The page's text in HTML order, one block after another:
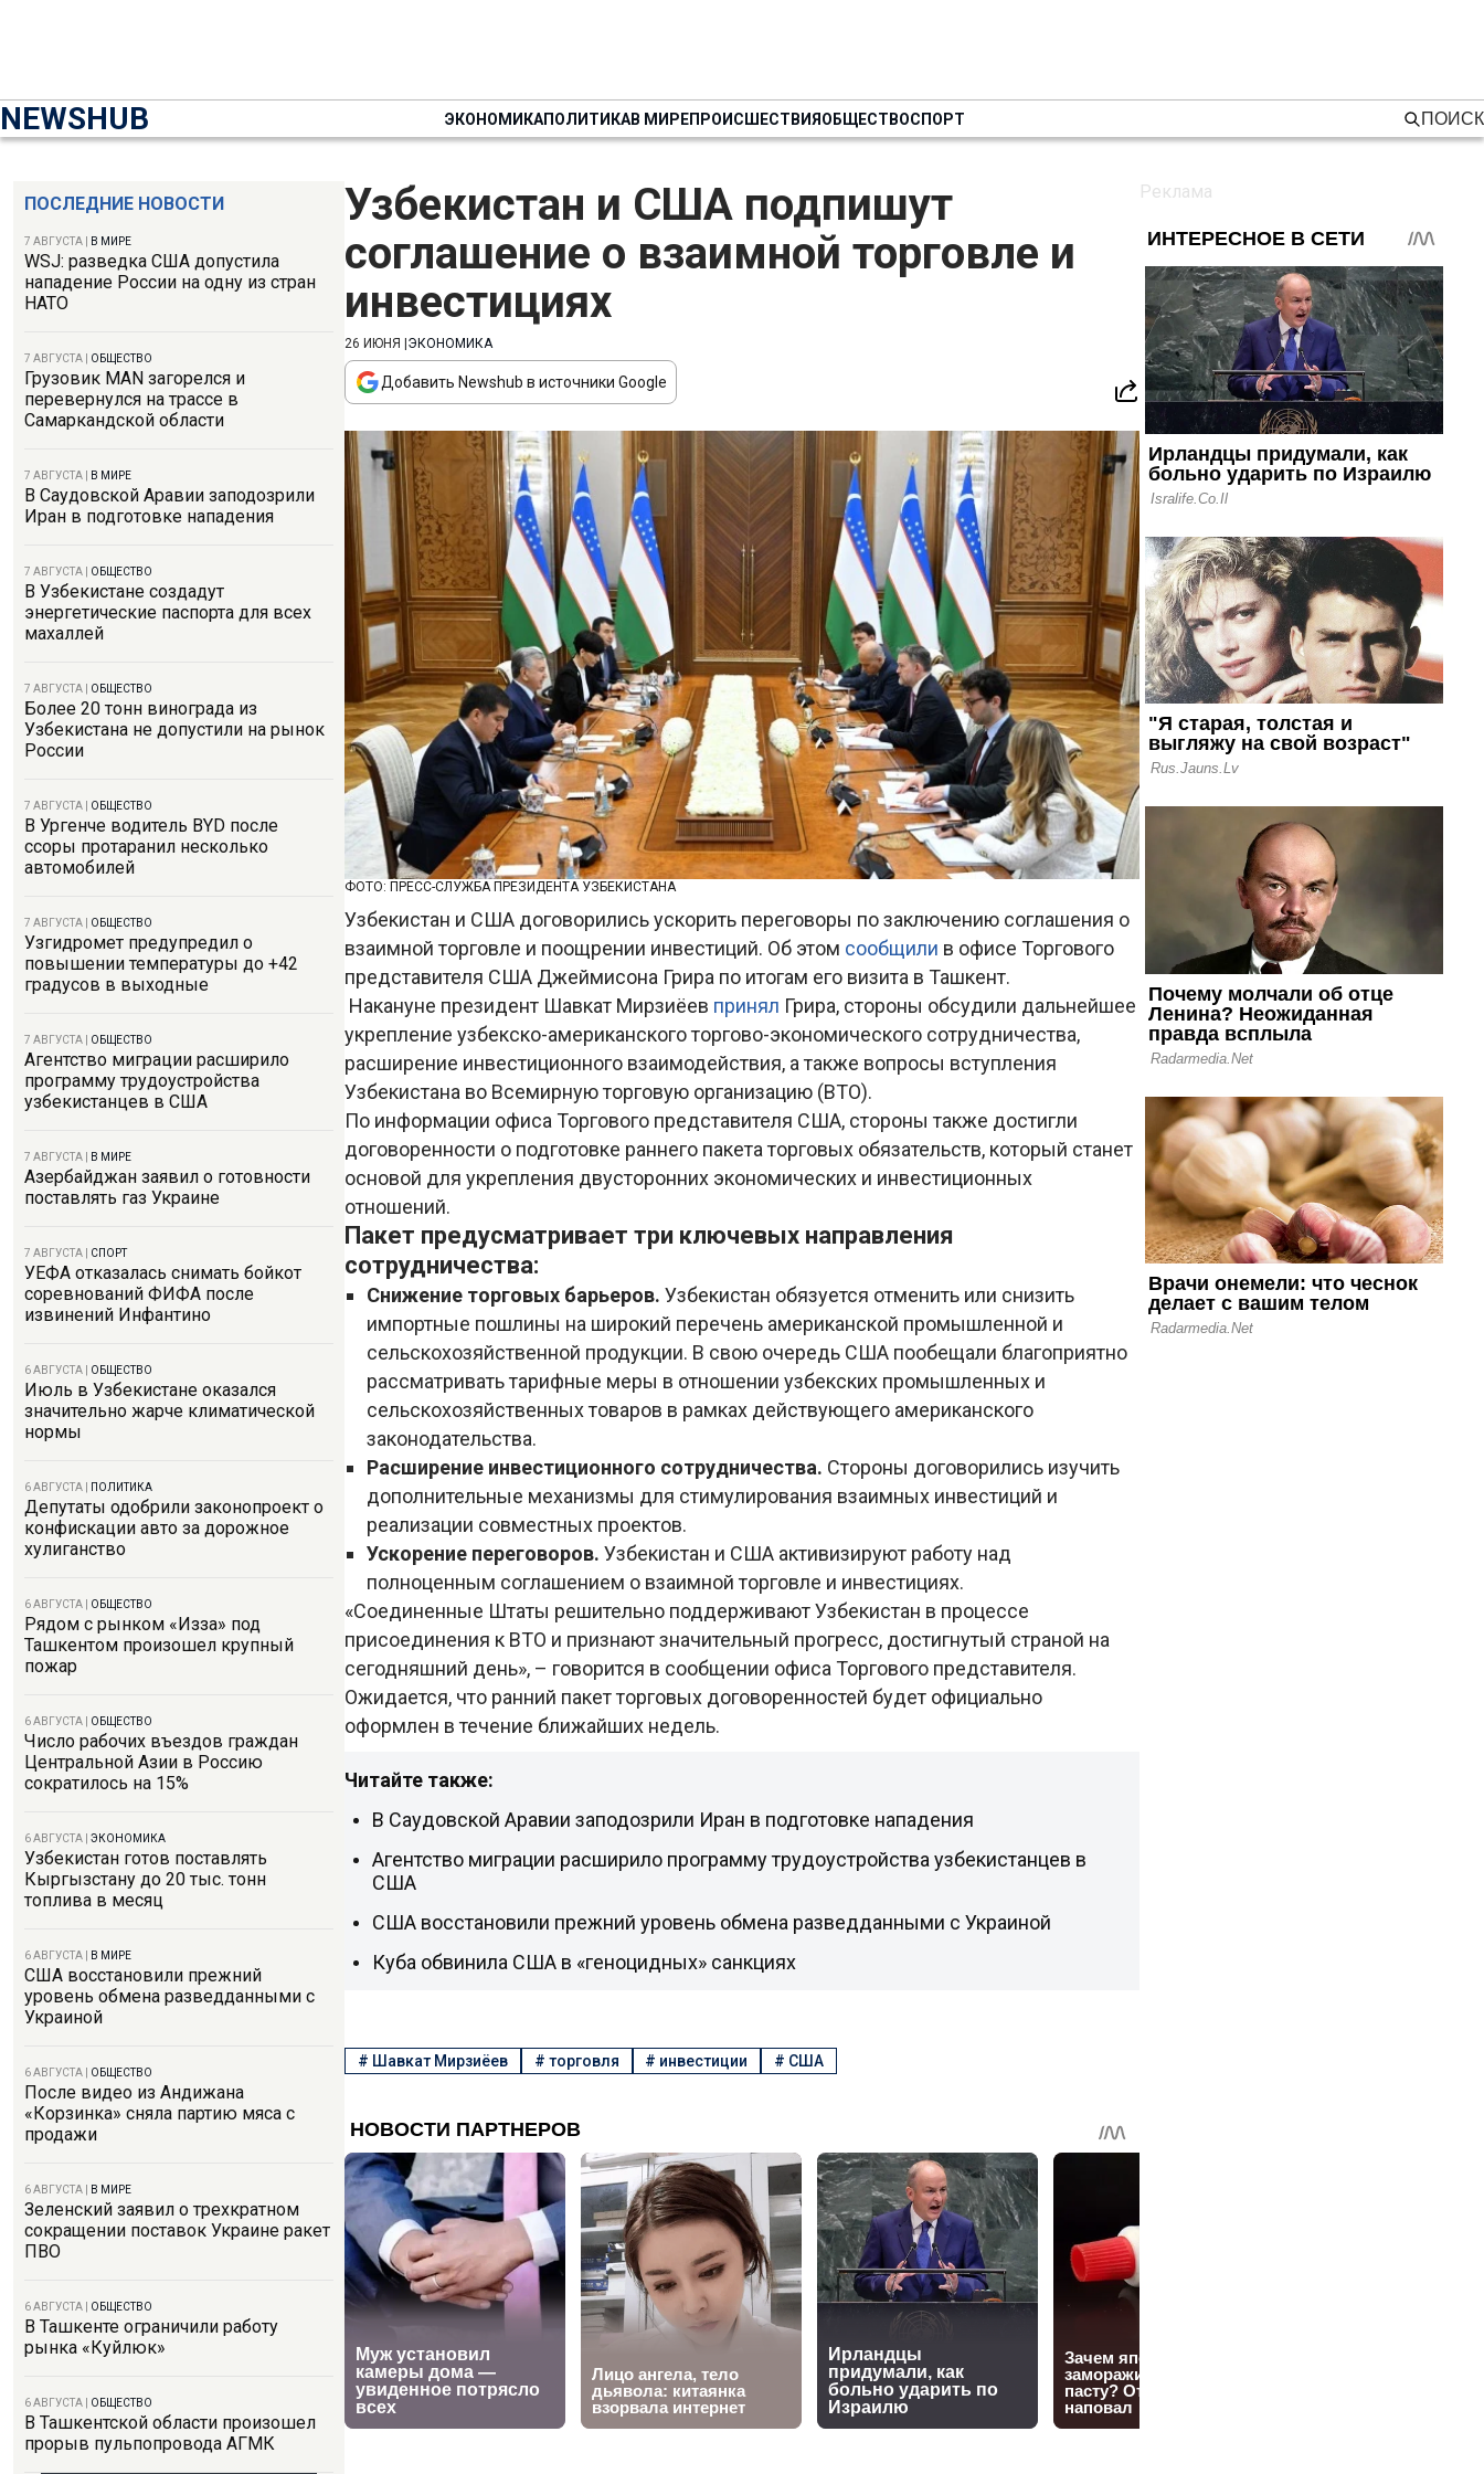
NEWSHUB ЭКОНОМИКАПОЛИТИКАВ МИРЕПРОИСШЕСТВИЯОБЩЕСТВОСПОРТ ПОИСК
ПОСЛЕДНИЕ НОВОСТИ
7 АВГУСТА В МИРЕ
WSJ: разведка США допустила
нападение России на одну из стран
НАТО
7 АВГУСТА ОБЩЕСТВО
Грузовик MAN загорелся и
перевернулся на трассе в
Самаркандской области
7 АВГУСТА В МИРЕ
В Саудовской Аравии заподозрили
Иран в подготовке нападения
7 АВГУСТА ОБЩЕСТВО
В Узбекистане создадут
энергетические паспорта для всех
махаллей
7 АВГУСТА ОБЩЕСТВО
Более 20 тонн винограда из
Узбекистана не допустили на рынок
России
7 АВГУСТА ОБЩЕСТВО
В Ургенче водитель BYD после
ссоры протаранил несколько
автомобилей
7 АВГУСТА ОБЩЕСТВО
Узгидромет предупредил о
повышении температуры до +42
градусов в выходные
7 АВГУСТА ОБЩЕСТВО
Агентство миграции расширило
программу трудоустройства
узбекистанцев в США
7 АВГУСТА В МИРЕ
Азербайджан заявил о готовности
поставлять газ Украине
7 АВГУСТА СПОРТ
УЕФА отказалась снимать бойкот
соревнований ФИФА после
извинений Инфантино
6 АВГУСТА ОБЩЕСТВО
Июль в Узбекистане оказался
значительно жарче климатической
нормы
6 АВГУСТА ПОЛИТИКА
Депутаты одобрили законопроект о
конфискации авто за дорожное
хулиганство
6 АВГУСТА ОБЩЕСТВО
Рядом с рынком «Изза» под
Ташкентом произошел крупный
пожар
6 АВГУСТА ОБЩЕСТВО
Число рабочих въездов граждан
Центральной Азии в Россию
сократилось на 15%
6 АВГУСТА ЭКОНОМИКА
Узбекистан готов поставлять
Кыргызстану до 20 тыс. тонн
топлива в месяц
6 АВГУСТА В МИРЕ
США восстановили прежний
уровень обмена разведданными с
Украиной
6 АВГУСТА ОБЩЕСТВО
После видео из Андижана
«Корзинка» сняла партию мяса с
продажи
6 АВГУСТА В МИРЕ
Зеленский заявил о трехкратном
сокращении поставок Украине ракет
ПВО
6 АВГУСТА ОБЩЕСТВО
В Ташкенте ограничили работу
рынка «Куйлюк»
6 АВГУСТА ОБЩЕСТВО
В Ташкентской области произошел
прорыв пульпопровода АГМК
Узбекистан и США подпишут
соглашение о взаимной торговле и
инвестициях
26 ИЮНЯ ЭКОНОМИКА
Добавить Newshub в источники Google
ФОТО: ПРЕСС-СЛУЖБА ПРЕЗИДЕНТА УЗБЕКИСТАНА
Узбекистан и США договорились ускорить переговоры по заключению соглашения о
взаимной торговле и поощрении инвестиций. Об этом сообщили в офисе Торгового
представителя США Джеймисона Грира по итогам его визита в Ташкент.
Накануне президент Шавкат Мирзиёев принял Грира, стороны обсудили дальнейшее
укрепление узбекско-американского торгово-экономического сотрудничества,
расширение инвестиционного взаимодействия, а также вопросы вступления
Узбекистана во Всемирную торговую организацию (ВТО).
По информации офиса Торгового представителя США, стороны также достигли
договоренности о подготовке раннего пакета торговых обязательств, который станет
основой для укрепления двусторонних экономических и инвестиционных
отношений.
Пакет предусматривает три ключевых направления
сотрудничества:
Снижение торговых барьеров. Узбекистан обязуется отменить или снизить
импортные пошлины на широкий перечень американской промышленной и
сельскохозяйственной продукции. В свою очередь США пообещали благоприятно
рассматривать тарифные меры в отношении узбекских промышленных и
сельскохозяйственных товаров в рамках действующего американского
законодательства.
Расширение инвестиционного сотрудничества. Стороны договорились изучить
дополнительные механизмы для стимулирования взаимных инвестиций и
реализации совместных проектов.
Ускорение переговоров. Узбекистан и США активизируют работу над
полноценным соглашением о взаимной торговле и инвестициях.
«Соединенные Штаты решительно поддерживают Узбекистан в процессе
присоединения к ВТО и признают значительный прогресс, достигнутый страной на
сегодняшний день», – говорится в сообщении офиса Торгового представителя.
Ожидается, что ранний пакет торговых договоренностей будет официально
оформлен в течение ближайших недель.
Читайте также:
В Саудовской Аравии заподозрили Иран в подготовке нападения
Агентство миграции расширило программу трудоустройства узбекистанцев в
США
США восстановили прежний уровень обмена разведданными с Украиной
Куба обвинила США в «геноцидных» санкциях
# Шавкат Мирзиёев # торговля # инвестиции # США